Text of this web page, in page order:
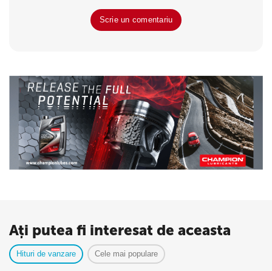
Scrie un comentariu
Ați putea fi interesat de aceasta
Hituri de vanzare Cele mai populare